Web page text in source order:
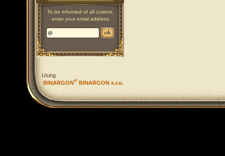
To be informed of all current,
enter your email address
Using
BINARGON® BINARGON s.r.o.